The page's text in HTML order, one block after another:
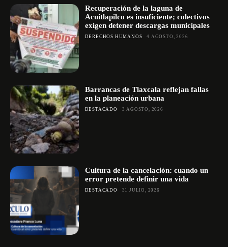
Recuperación de la laguna de
Acuitlapilco es insuficiente; colectivos
exigen detener descargas municipales
DERECHOS HUMANOS 4 AGOSTO, 2026
Barrancas de Tlaxcala reflejan fallas
en la planeación urbana
DESTACADO 3 AGOSTO, 2026
Cultura de la cancelación: cuando un
error pretende definir una vida
DESTACADO 31 JULIO, 2026